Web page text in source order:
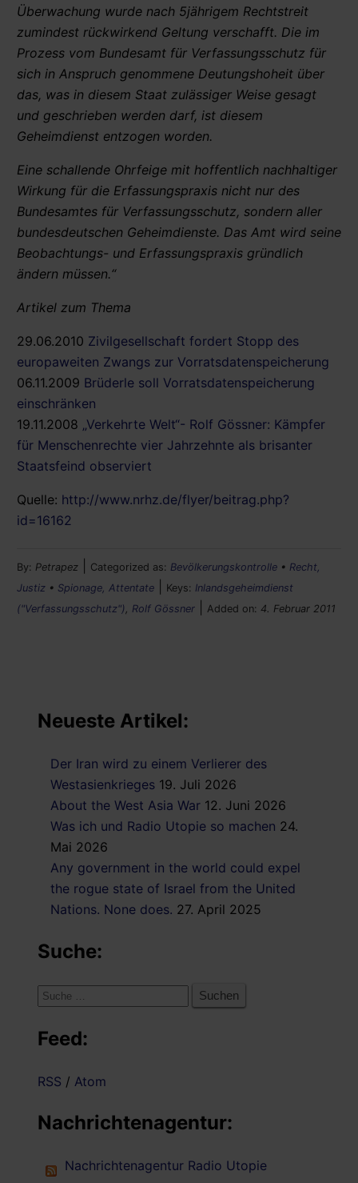
Überwachung wurde nach 5jährigem Rechtstreit
zumindest rückwirkend Geltung verschafft. Die im
Prozess vom Bundesamt für Verfassungsschutz für
sich in Anspruch genommene Deutungshoheit über
das, was in diesem Staat zulässiger Weise gesagt
und geschrieben werden darf, ist diesem
Geheimdienst entzogen worden.
Eine schallende Ohrfeige mit hoffentlich nachhaltiger
Wirkung für die Erfassungspraxis nicht nur des
Bundesamtes für Verfassungsschutz, sondern aller
bundesdeutschen Geheimdienste. Das Amt wird seine
Beobachtungs- und Erfassungspraxis gründlich
ändern müssen.“
Artikel zum Thema
29.06.2010 Zivilgesellschaft fordert Stopp des
europaweiten Zwangs zur Vorratsdatenspeicherung
06.11.2009 Brüderle soll Vorratsdatenspeicherung
einschränken
19.11.2008 „Verkehrte Welt“- Rolf Gössner: Kämpfer
für Menschenrechte vier Jahrzehnte als brisanter
Staatsfeind observiert
Quelle: http://www.nrhz.de/flyer/beitrag.php?
id=16162
By: Petrapez Categorized as: Bevölkerungskontrolle • Recht,
Justiz • Spionage, Attentate Keys: Inlandsgeheimdienst
("Verfassungsschutz")
Rolf Gössner Added on: 4. Februar 2011
Neueste Artikel:
Der Iran wird zu einem Verlierer des
Westasienkrieges 19. Juli 2026
About the West Asia War 12. Juni 2026
Was ich und Radio Utopie so machen 24.
Mai 2026
Any government in the world could expel
the rogue state of Israel from the United
Nations. None does. 27. April 2025
Suche:
Suche
Feed:
RSS / Atom
Nachrichtenagentur:
Nachrichtenagentur Radio Utopie